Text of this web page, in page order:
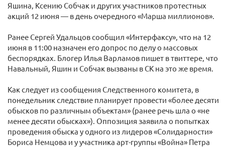
Яшина, Ксению Собчак и других участников протестных
акций 12 июня — в день очередного «Марша миллионов».
Ранее Сергей Удальцов сообщил «Интерфаксу», что на 12
июня в 11:00 назначен его допрос по делу о массовых
беспорядках. Блогер Илья Варламов пишет в твиттере, что
Навальный, Яшин и Собчак вызваны в СК на это же время.
Как следует из сообщения Следственного комитета, в
понедельник следствие планирует провести «более десяти
обысков по различным объектам» (ранее речь шла о «не
менее десяти обысках»). Оппозиция заявила о попытках
проведения обыска у одного из лидеров «Солидарности»
Бориса Немцова и у участника арт-группы «Война» Петра